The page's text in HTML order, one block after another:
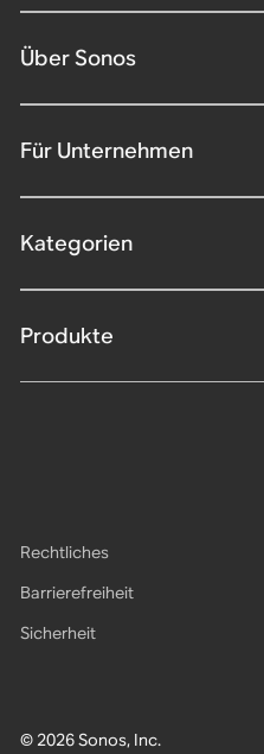
Über Sonos
Für Unternehmen
Kategorien
Produkte
© 2026 Sonos, Inc.
Rechtliches
Barrierefreiheit
Sicherheit